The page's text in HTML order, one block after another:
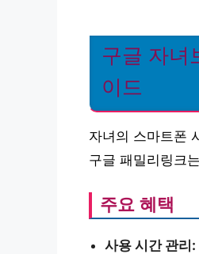
구글 자녀
이드
자녀의 스마트폰
구글 패밀리링크
주요 혜택
사용 시간 관리: